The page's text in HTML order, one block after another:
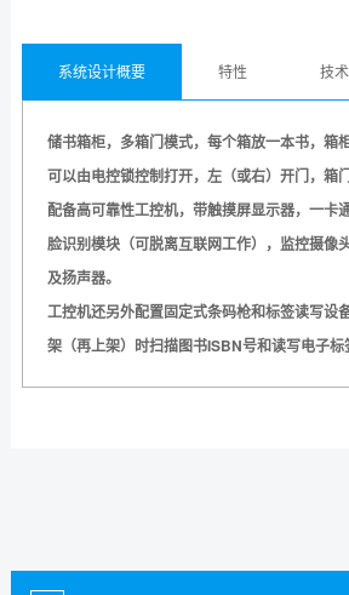
系统设计概要 特性 技术
储书箱柜，多箱门模式，每个箱放一本书，
可以由电控锁控制打开，左（或右）开门，箱
配备高可靠性工控机，带触摸屏显示器，一卡
脸识别模块（可脱离互联网工作），监控摄像
及扬声器。
工控机还另外配置固定式条码枪和标签读写设
架（再上架）时扫描图书ISBN号和读写电子标